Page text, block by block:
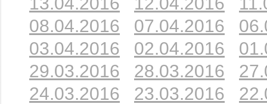
08.04.2016
07.04.2016
03.04.2016
02.04.2016
29.03.2016
28.03.2016
24.03.2016
23.03.2016